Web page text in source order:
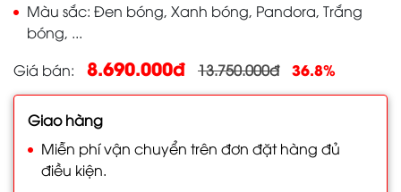
Màu sắc Đen bóng, Xanh bóng, Pandora, Trắng
bóng, ...
Giá bán
8.690.000đ 13.750.000đ 36.8%
Giao hàng
Miễn phí vận chuyển trên đơn đặt hàng đủ
điều kiện.